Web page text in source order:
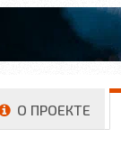
О ПРОЕКТЕ